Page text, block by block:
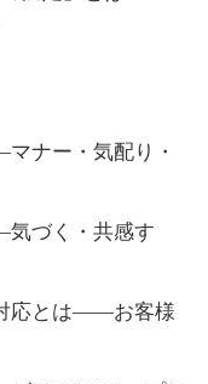
ナー・気配り・
づく・共感す
応とは――お客様